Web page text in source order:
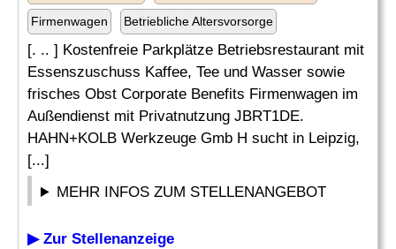
Firmenwagen Betriebliche Altersvorsorge
[. .. ] Kostenfreie Parkplätze Betriebsrestaurant mit
Essenszuschuss Kaffee, Tee und Wasser sowie
frisches Obst Corporate Benefits Firmenwagen im
Außendienst mit Privatnutzung JBRT1DE.
HAHN+KOLB Werkzeuge Gmb H sucht in Leipzig,
[...]
MEHR INFOS ZUM STELLENANGEBOT
▶ Zur Stellenanzeige